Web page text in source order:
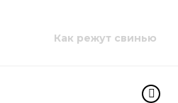
Как режут свинью